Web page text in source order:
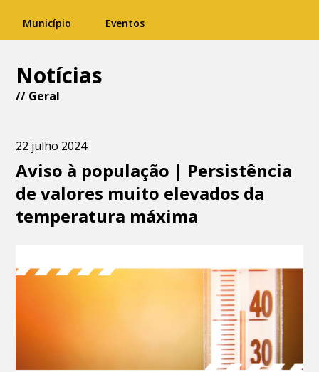
Município Eventos
Notícias
// Geral
22 julho 2024
Aviso à população | Persistência
de valores muito elevados da
temperatura máxima